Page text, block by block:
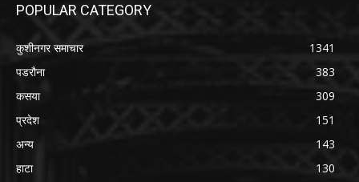
POPULAR CATEGORY
कुशीनगर समाचार
1341
पडरौना
383
कसया
309
प्रदेश
151
अन्य
143
हाटा
130